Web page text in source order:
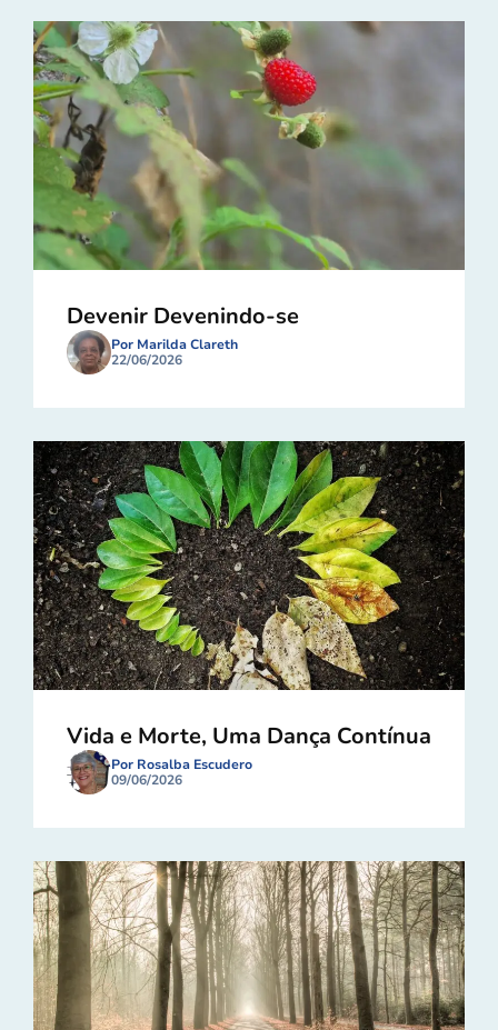
Devenir Devenindo-se
Por Marilda Clareth
22/06/2026
Vida e Morte, Uma Dança Contínua
Por Rosalba Escudero
09/06/2026